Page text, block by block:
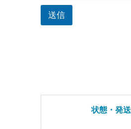
送信
状態・発送